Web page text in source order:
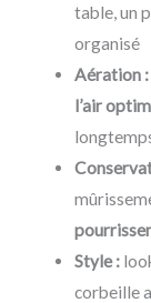
table, un
organisé
Aération :
l’air
Style :
corbeille